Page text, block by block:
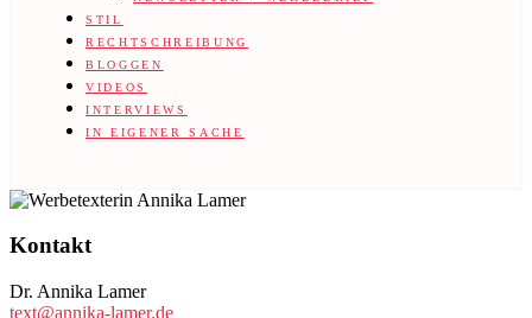
STIL
RECHTSCHREIBUNG
BLOGGEN
VIDEOS
INTERVIEWS
IN EIGENER SACHE
Footer
Kontakt
Dr. Annika Lamer
text@annika-lamer.de